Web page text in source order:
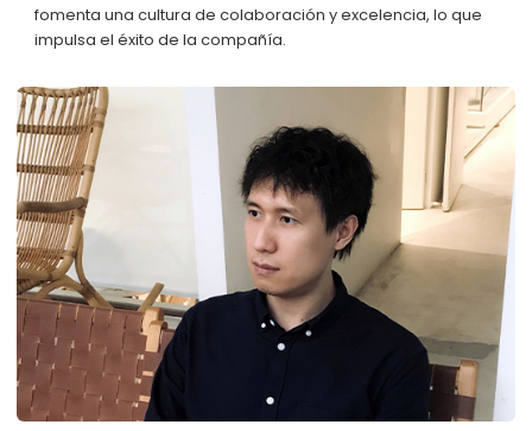
fomenta una cultura de colaboración y excelencia, lo que
impulsa el éxito de la compañía.